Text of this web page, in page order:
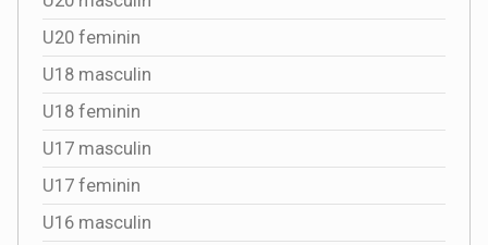
U20 feminin
U18 masculin
U18 feminin
U17 masculin
U17 feminin
U16 masculin